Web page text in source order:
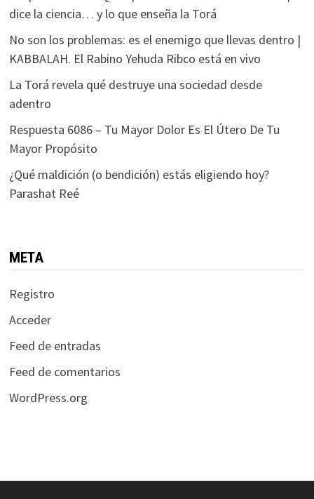
dice la ciencia… y lo que enseña la Torá
No son los problemas: es el enemigo que llevas dentro |
KABBALAH. El Rabino Yehuda Ribco está en vivo
La Torá revela qué destruye una sociedad desde
adentro
Respuesta 6086 – Tu Mayor Dolor Es El Útero De Tu
Mayor Propósito
¿Qué maldición (o bendición) estás eligiendo hoy?
Parashat Reé
META
Registro
Acceder
Feed de entradas
Feed de comentarios
WordPress.org